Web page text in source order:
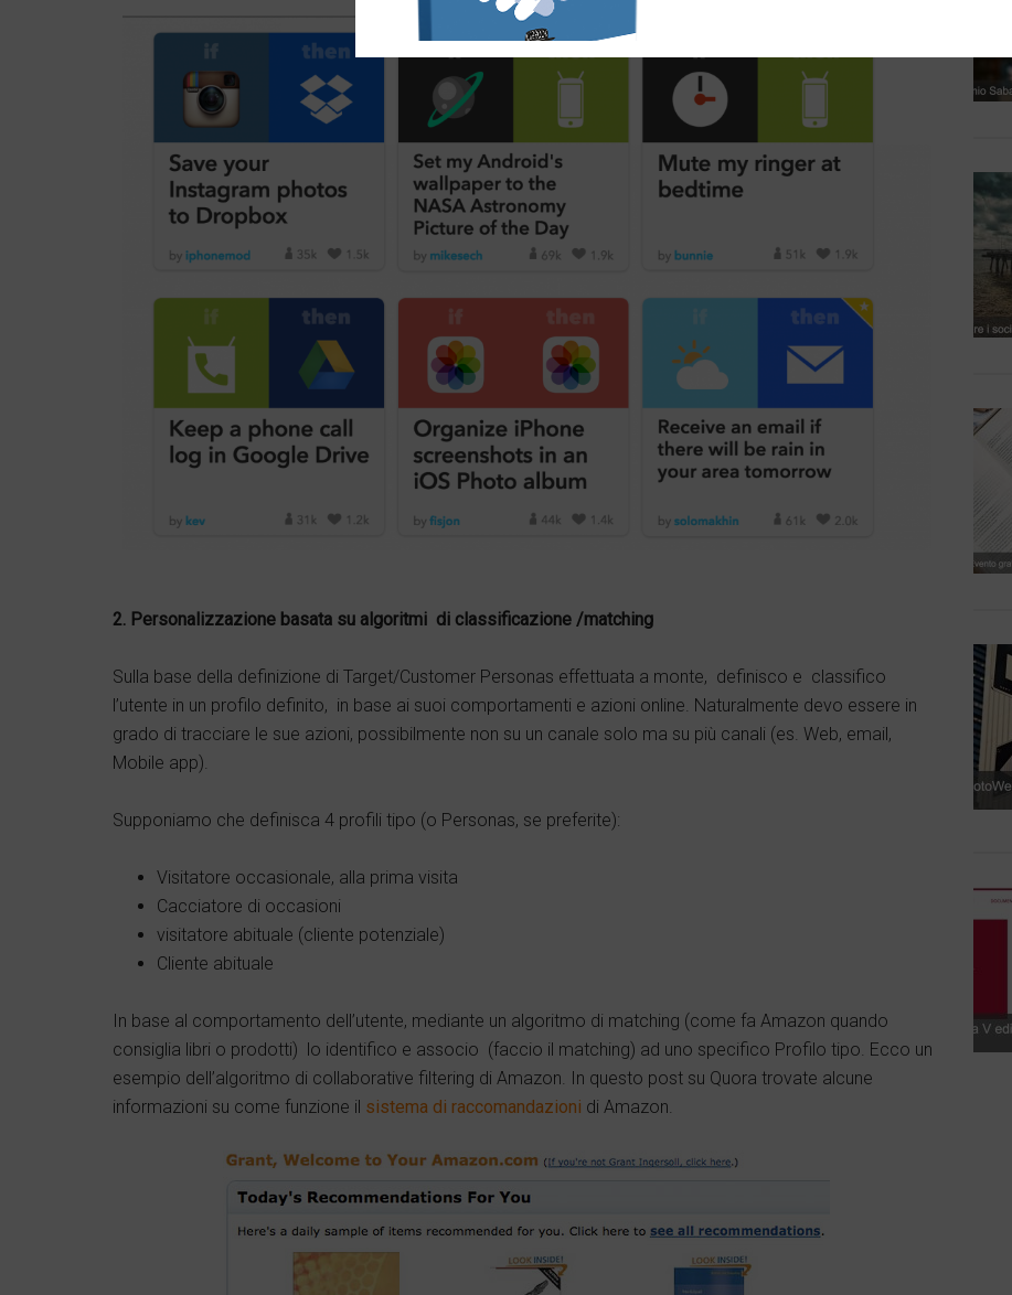
Google+ LinkedIn Facebook
2. Personalizzazione basata su algoritmi di classificazione /matching
Sulla base della definizione di Target/Customer Personas effettuata a monte, definisco e classifico
l’utente in un profilo definito, in base ai suoi comportamenti e azioni online. Naturalmente devo essere in
grado di tracciare le sue azioni, possibilmente non su un canale solo ma su più canali (es. Web, email,
Mobile app).
Supponiamo che definisca 4 profili tipo (o Personas, se preferite):
Visitatore occasionale, alla prima visita
Cacciatore di occasioni
visitatore abituale (cliente potenziale)
Cliente abituale
In base al comportamento dell’utente, mediante un algoritmo di matching (come fa Amazon quando
consiglia libri o prodotti) lo identifico e associo (faccio il matching) ad uno specifico Profilo tipo. Ecco un
esempio dell’algoritmo di collaborative filtering di Amazon. In questo post su Quora trovate alcune
informazioni su come funzione il sistema di raccomandazioni di Amazon.
Twitter Google+ LinkedIn